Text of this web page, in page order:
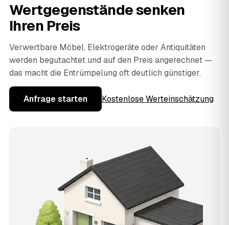
Wertgegenstände senken
Ihren Preis
Verwertbare Möbel, Elektrogeräte oder Antiquitäten
werden begutachtet und auf den Preis angerechnet —
das macht die Entrümpelung oft deutlich günstiger.
Anfrage starten Kostenlose Werteinschätzung